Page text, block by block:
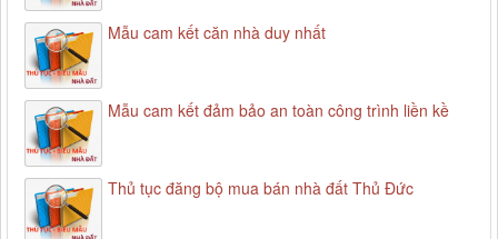
Mẫu cam kết căn nhà duy nhất
Mẫu cam kết đảm bảo an toàn công trình liền kề
Thủ tục đăng bộ mua bán nhà đất Thủ Đức